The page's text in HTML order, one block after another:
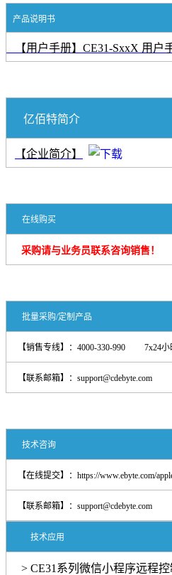
产品说明书
【用户手册】CE31-SxxX 用户
亿佰特简介
【企业简介】
在线购买
采购请与业务员联系咨询销售！
批量采购/定制产品
【销售专线】：4000-330-990 7x24小
【联系邮箱】：support@cdebyte.com
技术咨询
【在线提交】： https://www.ebyte.com/
【联系邮箱】：support@cdebyte.com
技术应用
> CE31系列微信小程序远程控